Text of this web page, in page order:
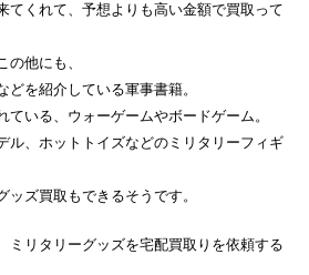
てくれて、予想よりも高い金額で買取って
の他にも、
を紹介している軍事書籍。
いる、ウォーゲームやボードゲーム。
ル、ホットトイズなどのミリタリーフィギ
ズ買取もできるそうです。
ミリタリーグッズを宅配買取りを依頼する